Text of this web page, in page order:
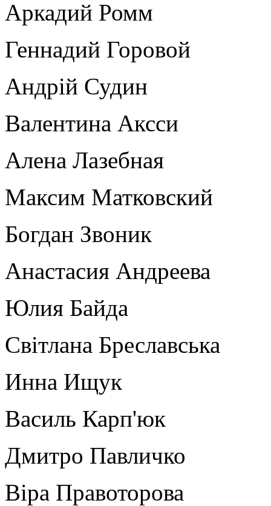
Аркадий Ромм
Геннадий Горовой
Андрій Судин
Валентина Аксси
Алена Лазебная
Максим Матковский
Богдан Звоник
Анастасия Андреева
Юлия Байда
Світлана Бреславська
Инна Ищук
Василь Карп'юк
Дмитро Павличко
Віра Правоторова